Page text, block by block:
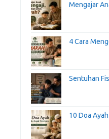
Mengajar
4 Cara
Sentuhan
10 Doa